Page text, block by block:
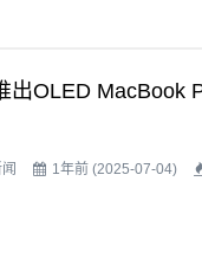
出OLED MacBook
1年前 (2025-07-04)